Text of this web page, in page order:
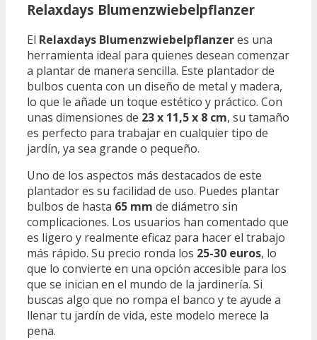
Relaxdays Blumenzwiebelpflanzer
El Relaxdays Blumenzwiebelpflanzeres una
herramienta ideal para quienes desean comenzar
a plantar de manera sencilla. Este plantador de
bulbos cuenta con un diseño de metal y madera,
lo que le añade un toque estético y práctico. Con
unas dimensiones de 23 x 11,5 x 8 cm, su tamaño
es perfecto para trabajar en cualquier tipo de
jardín, ya sea grande o pequeño.
Uno de los aspectos más destacados de este
plantador es su facilidad de uso. Puedes plantar
bulbos de hasta 65 mm de diámetro sin
complicaciones. Los usuarios han comentado que
es ligero y realmente eficaz para hacer el trabajo
más rápido. Su precio ronda los 25-30 euros, lo
que lo convierte en una opción accesible para los
que se inician en el mundo de la jardinería. Si
buscas algo que no rompa el banco y te ayude a
llenar tu jardín de vida, este modelo merece la
pena.